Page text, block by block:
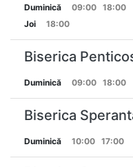
Duminică 09:00
18:00
Joi
18:00
Biserica
Duminică 09:00 18:00
Biserica
Duminică 10:00 17:00